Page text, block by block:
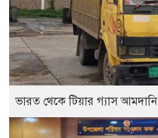
ভারত থেকে টিয়ার গ্যাস আমদানি